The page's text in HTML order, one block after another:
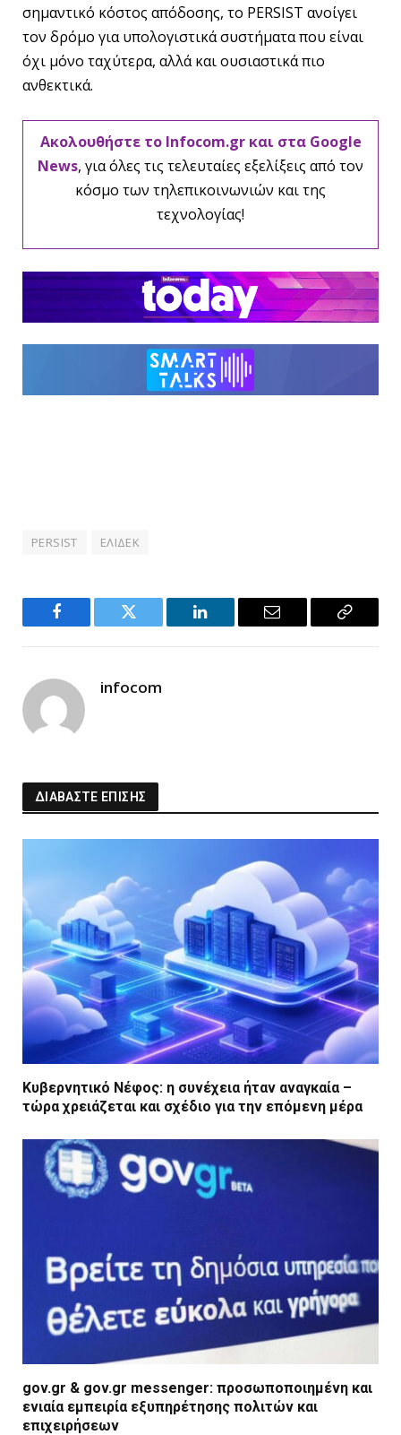
σημαντικό κόστος απόδοσης, το PERSIST ανοίγει
τον δρόμο για υπολογιστικά συστήματα που είναι
όχι μόνο ταχύτερα, αλλά και ουσιαστικά πιο
ανθεκτικά.
Ακολουθήστε το Infocom.gr και στα Google
News, για όλες τις τελευταίες εξελίξεις από τον
κόσμο των τηλεπικοινωνιών και της
τεχνολογίας!
PERSIST ΕΛΙΔΕΚ
Facebook Twitter LinkedIn Email
Copy
infocom
ΔΙΑΒΑΣΤΕ ΕΠΙΣΗΣ
Κυβερνητικό Νέφος: η συνέχεια ήταν αναγκαία –
τώρα χρειάζεται και σχέδιο για την επόμενη μέρα
gov.gr & gov.gr messenger: προσωποποιημένη και
ενιαία εμπειρία εξυπηρέτησης πολιτών και
επιχειρήσεων